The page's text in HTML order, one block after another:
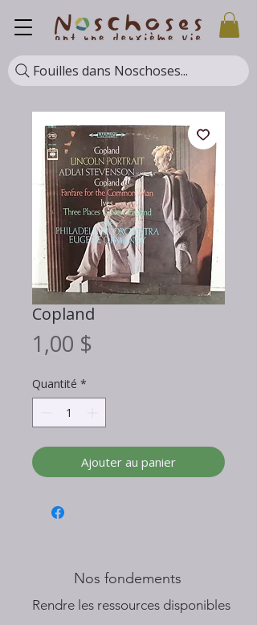
Fouilles dans Noschoses...
Copland
1,00 $
Quantité *
Ajouter au panier
Nos fondements
​Rendre les ressources disponibles